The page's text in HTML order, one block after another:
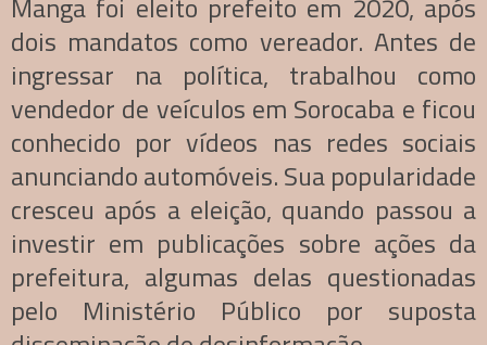
dois mandatos como vereador. Antes de
ingressar na política, trabalhou como
vendedor de veículos em Sorocaba e ficou
conhecido por vídeos nas redes sociais
anunciando automóveis. Sua popularidade
cresceu após a eleição, quando passou a
investir em publicações sobre ações da
prefeitura, algumas delas questionadas
pelo Ministério Público por suposta